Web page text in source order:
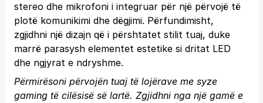
stereo dhe mikrofoni i integruar për një përvojë të
plotë komunikimi dhe dëgjimi. Përfundimisht,
zgjidhni një dizajn që i përshtatet stilit tuaj, duke
marrë parasysh elementet estetike si dritat LED
dhe ngjyrat e ndryshme.
Përmirësoni përvojën tuaj të lojërave me syze
gaming të cilësisë së lartë. Zgjidhni nga një gamë e